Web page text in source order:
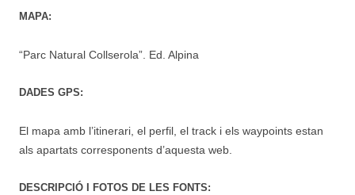
MAPA:
“Parc Natural Collserola”. Ed. Alpina
DADES GPS:
El mapa amb l’itinerari, el perfil, el track i els waypoints estan
als apartats corresponents d’aquesta web.
DESCRIPCIÓ I FOTOS DE LES FONTS: